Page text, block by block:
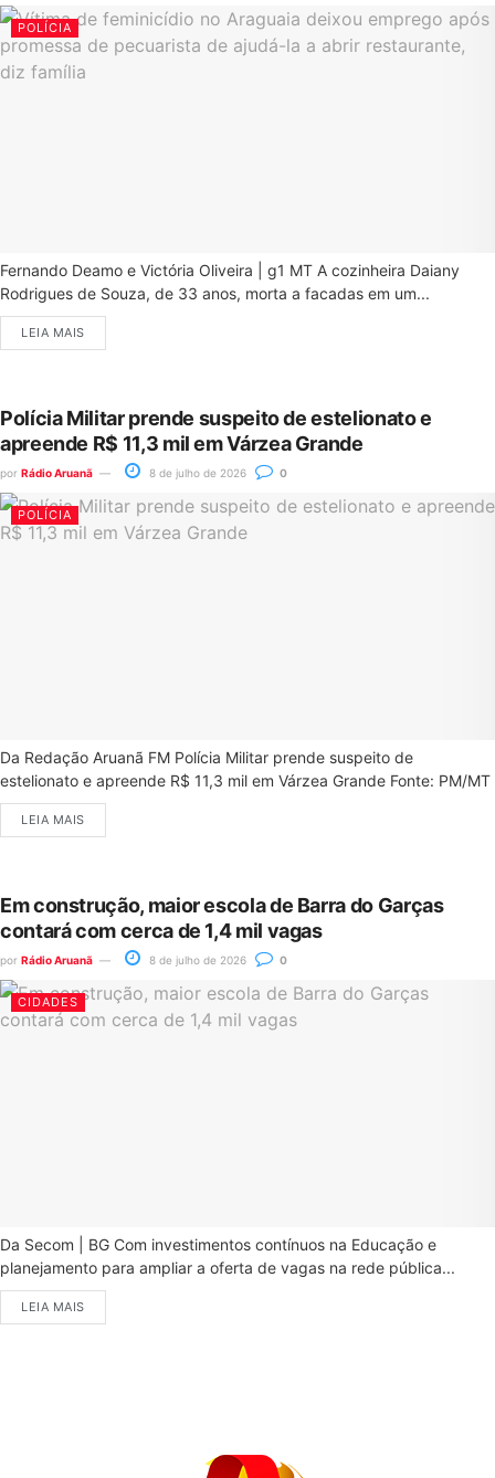
POLÍCIA
Fernando Deamo e Victória Oliveira | g1 MT A cozinheira Daiany
Rodrigues de Souza, de 33 anos, morta a facadas em um...
LEIA MAIS
Polícia Militar prende suspeito de estelionato e
apreende R$ 11,3 mil em Várzea Grande
por Rádio Aruanã 8 de julho de 2026 0
POLÍCIA
Da Redação Aruanã FM Polícia Militar prende suspeito de
estelionato e apreende R$ 11,3 mil em Várzea Grande Fonte: PM/MT
LEIA MAIS
Em construção, maior escola de Barra do Garças
contará com cerca de 1,4 mil vagas
por Rádio Aruanã 8 de julho de 2026 0
CIDADES
Da Secom | BG Com investimentos contínuos na Educação e
planejamento para ampliar a oferta de vagas na rede pública...
LEIA MAIS